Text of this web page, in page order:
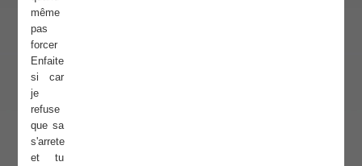
même
pas
forcer
Enfaite
si car
je
refuse
que sa
s'arrete
et tu